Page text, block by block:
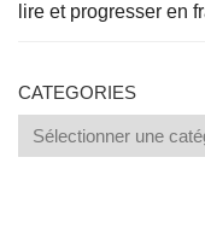
lire et progresser en
CATEGORIES
Categories